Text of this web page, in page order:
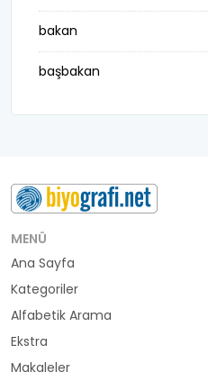
bakan
başbakan
belediye başkanı
buluş
bürokrat
büyükelçi
cumhurbaşkanı
MENÜ
Ana Sayfa
Kategoriler
Alfabetik Arama
Ekstra
Makaleler